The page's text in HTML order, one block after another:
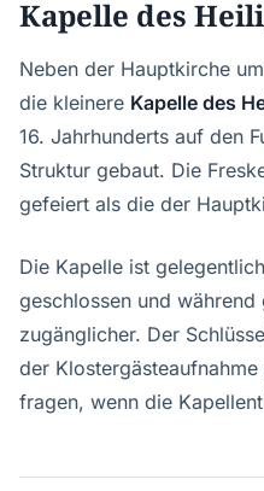
Kapelle des
Neben der Hauptkirche
die kleinere Kapelle des
16. Jahrhunderts auf den
Struktur gebaut. Die
gefeiert als die der
Die Kapelle ist
geschlossen und während
zugänglicher. Der
der
fragen, wenn die